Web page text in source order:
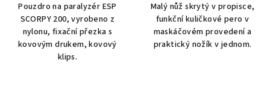
Pouzdro na paralyzér ESP
SCORPY 200, vyrobeno z
nylonu, fixační přezka s
kovovým drukem, kovový
klips.
Malý nůž skrytý v propisce,
funkční kuličkové pero v
maskáčovém provedení a
praktický nožík v jednom.